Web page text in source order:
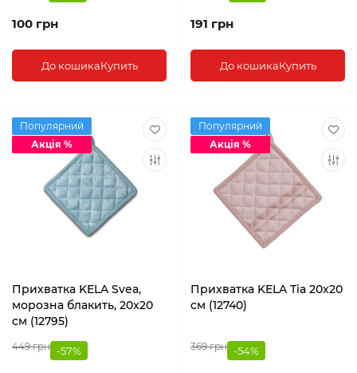
100 грн
До кошикаКупить
191 грн
До кошикаКупить
Популярний
Акція %
Прихватка KELA Svea,
морозна блакить, 20x20
см (12795)
449 грн -57%
Популярний
Акція %
Прихватка KELA Tia 20x20
см (12740)
369 грн -54%